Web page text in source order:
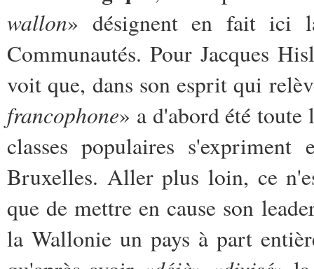
wallon» désignent en fait ici
Communautés. Pour Jacques
voit que, dans son esprit qui
francophone» a d'abord été
classes populaires
Bruxelles. Aller plus loin, ce
que de mettre en cause son
la Wallonie un pays à part